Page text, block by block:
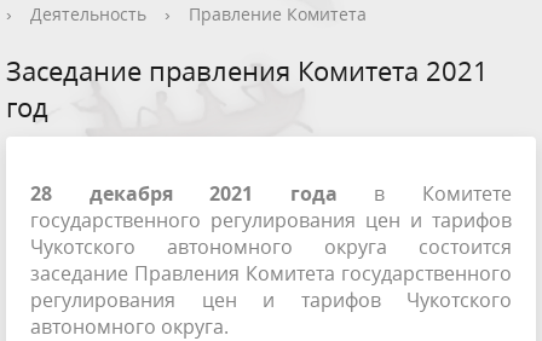
›
Деятельность › Правление Комитета
Заседание правления Комитета 2021
год
28 декабря 2021 года в Комитете
государственного регулирования цен и тарифов
Чукотского автономного округа состоится
заседание Правления Комитета государственного
регулирования цен и тарифов Чукотского
автономного округа.